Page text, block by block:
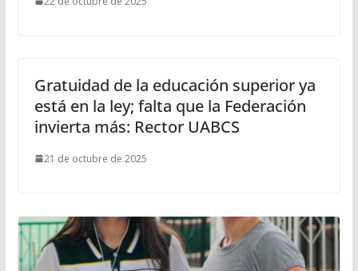
Gratuidad de la educación superior ya
está en la ley; falta que la Federación
invierta más: Rector UABCS
21 de octubre de 2025